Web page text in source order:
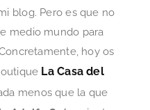
blog. Pero es que no
medio mundo para
hoy os
La Casa del
menos que la que